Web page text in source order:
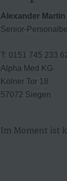
Alexander Martin
Senior-
T: 0151 745 233
Alpha Med KG
Kölner Tor 18
57072 Siegen
Im Moment ist